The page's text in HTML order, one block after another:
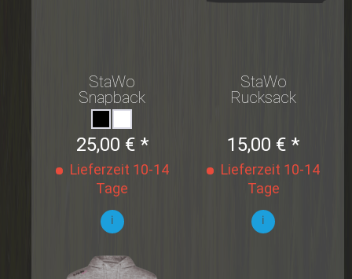
StaWo
Snapback
25,00 € *
Lieferzeit 10-14
Tage
i
StaWo
Rucksack
15,00 € *
Lieferzeit 10-14
Tage
i